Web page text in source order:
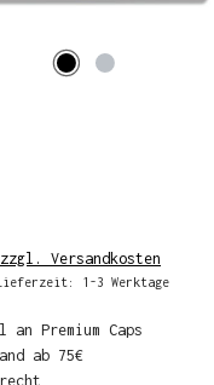
Versandkosten
1-3 Werktage
Premium Caps
ab 75€